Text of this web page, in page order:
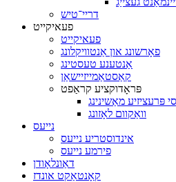
דריי־טיש
פעאיקייט
פעאיקייט
פאָרשונג און אַנטוויקלונג
אַנטענע טעסטינג
קאַסטאַמייזיישאַן
פּראָדוקציע קראַפט
פּרעציזיע מאַשינינג
וואַקוום לאָזונג
נייעס
אינדוסטריע נייעס
פירמע נייעס
דאַונלאָודן
קאָנטאַקט אונדז